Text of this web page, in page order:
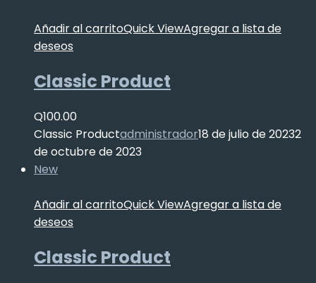
Añadir al carritoQuick ViewAgregar a lista de
deseos
Classic Product
Q100.00
Classic Productadministrador18 de julio de 20232
de octubre de 2023
New
Añadir al carritoQuick ViewAgregar a lista de
deseos
Classic Product